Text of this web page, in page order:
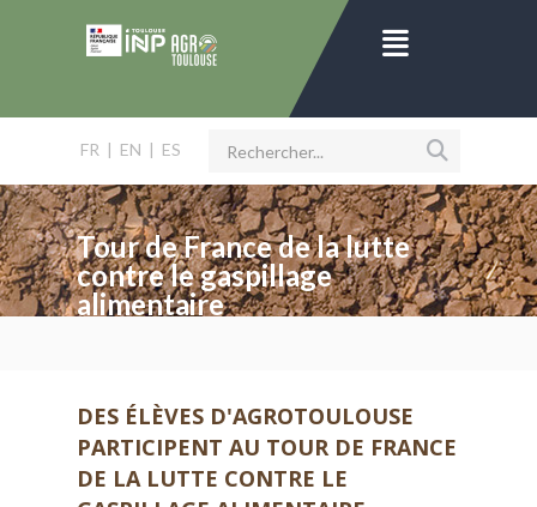
FR | EN | ES
Tour de France de la lutte
contre le gaspillage
alimentaire
DES ÉLÈVES D'AGROTOULOUSE
PARTICIPENT AU TOUR DE FRANCE
DE LA LUTTE CONTRE LE